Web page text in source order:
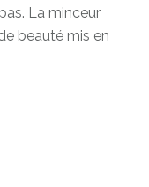
La minceur
beauté mis en